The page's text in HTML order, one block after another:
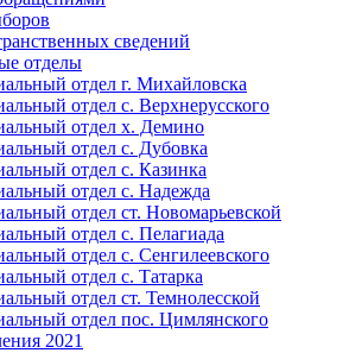
сведений
отделы
отдел г. Михайловска
отдел с. Верхнерусского
отдел х. Демино
отдел с. Дубовка
отдел с. Казинка
отдел с. Надежда
отдел ст. Новомарьевской
отдел с. Пелагиада
отдел с. Сенгилеевского
отдел с. Татарка
отдел ст. Темнолесской
отдел пос. Цимлянского
2021